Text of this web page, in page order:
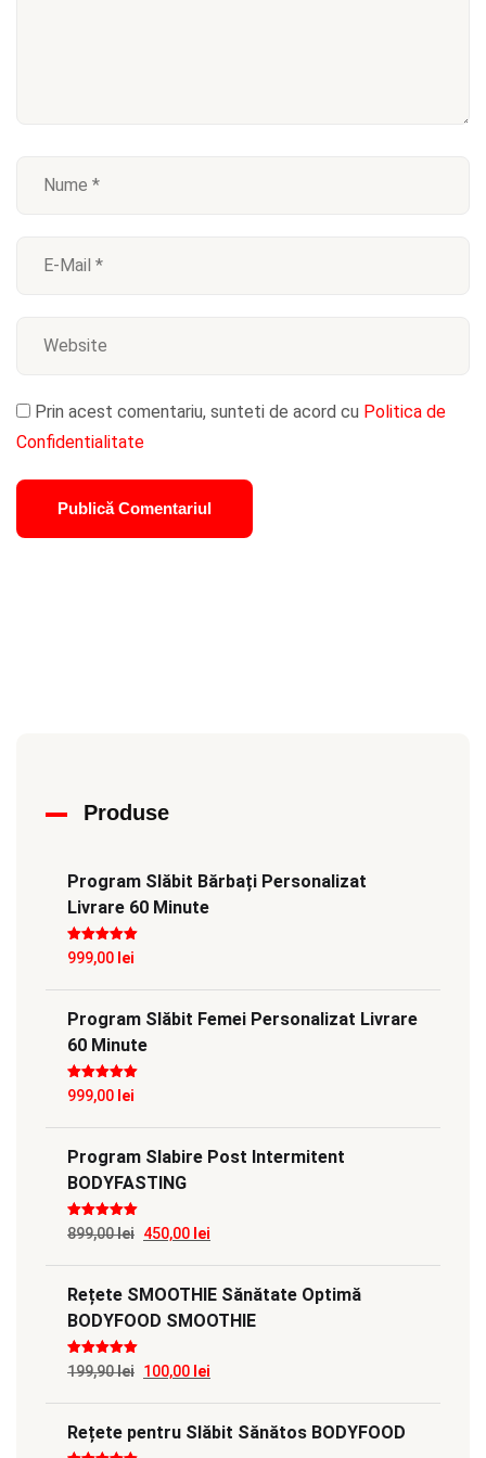
Prin acest comentariu, sunteti de acord cu Politica de
Confidentialitate
Produse
Program Slăbit Bărbați Personalizat
Livrare 60 Minute
Evaluat la5
din 5
999,00 lei
Program Slăbit Femei Personalizat Livrare
60 Minute
Evaluat la5
din 5
999,00 lei
Program Slabire Post Intermitent
BODYFASTING
Evaluat la5
din 5
899,00lei Prețul
inițial
a
fost:
450,00 lei
curent
este:
450,00 lei.
Rețete SMOOTHIE Sănătate Optimă
BODYFOOD SMOOTHIE
Evaluat la5
din 5
199,90lei Prețul
inițial
a
100,00 lei
curent
este:
Rețete pentru Slăbit Sănătos BODYFOOD